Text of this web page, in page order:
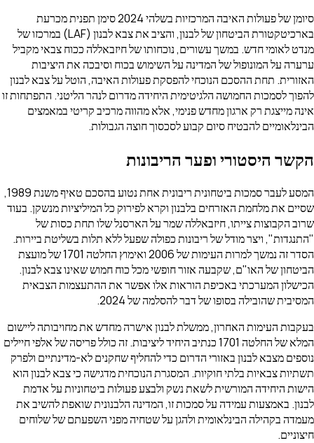
סיומן של פעולות האיבה המרכזיות בשלהי 2024 סימן תפנית מכרעת
בארכיטקטורת הביטחון של לבנון, והציב את צבא לבנון (LAF) במרכזו של
לאומי חדש. במשך עשורים, נוכחותו של חיזבאללה ככוח צבאי מקביל
על המונופול של המדינה על השימוש בכוח וסיבכה את היציבות
תחת ההסכם הנוכחי להפסקת פעולות האיבה, הוטל על צבא לבנון
לסמכות החמושה הלגיטימית היחידה מדרום לנהר הליטני. התפתחות זו
מייצגת רק ארגון מחדש פנימי, אלא מהווה מרכיב קריטי במאמצים
להבטיח סיום קבוע לסכסוך חוצה הגבולות.
היסטורי ופער הריבונות
המסע לעבר סמכות ביטחונית ריבונית אחת נטוע בהסכם טאיף משנת 1989,
את מלחמת האזרחים בלבנון וקרא לפירוק כל המיליציות מנשקן. בעוד
הקבוצות צייתו, חיזבאללה שמר על הארסנל שלו תחת כסות של
ויצר מודל של ריבונות כפולה שפעל ללא תלות בשליטת ביירות.
הסדר זה נמשך למרות העימות של 2006 ואימוץ החלטה 1701 של מועצת
של האו"ם, שקבעה אזור חופשי מכל כוח חמוש שאינו צבא לבנון.
המערכתי באכיפת הוראות אלו אפשר את ההתעצמות הצבאית
שהובילה בסופו של דבר להסלמה של 2024.
העימות האחרון, ממשלת לבנון אישרה מחדש את מחויבותה ליישום
המלא של החלטה 1701 כנתיב היחיד ליציבות. זה כולל פריסה של אלפי חיילים
מצבא לבנון באזורי הדרום כדי להחליף שחקנים לא-מדינתיים ולפרק
צבאיות בלתי חוקיות. המסגרת הנוכחית מדגישה כי צבא לבנון הוא
היחידה המורשית לשאת נשק ולבצע פעולות ביטחוניות על אדמת
באמצעות עמידה על סמכות זו, המדינה הלבנונית שואפת להשיב את
בקהילה הבינלאומית ולהגן על שטחיה מפני השפעתם של שלוחים